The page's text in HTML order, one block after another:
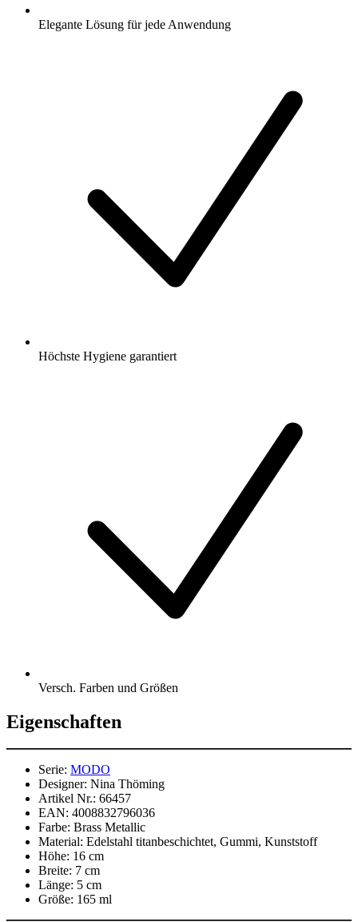
Elegante Lösung für jede Anwendung
Höchste Hygiene garantiert
Versch. Farben und Größen
Eigenschaften
Serie: MODO
Designer: Nina Thöming
Artikel Nr.: 66457
EAN: 4008832796036
Farbe: Brass Metallic
Material: Edelstahl titanbeschichtet, Gummi, Kunststoff
Höhe: 16 cm
Breite: 7 cm
Länge: 5 cm
Größe: 165 ml